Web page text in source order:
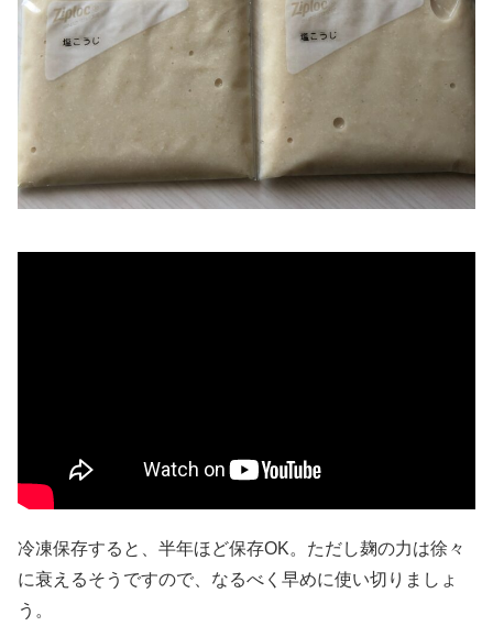
冷凍保存すると、半年ほど保存OK。ただし麹の力は徐々
に衰えるそうですので、なるべく早めに使い切りましょ
う。